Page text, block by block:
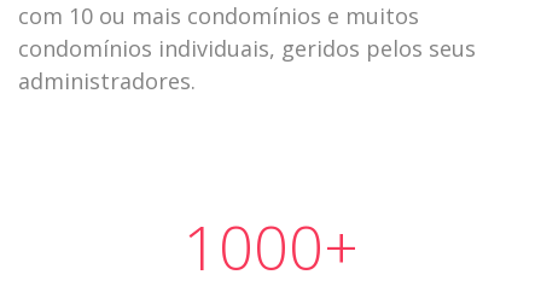
com 10 ou mais condomínios e muitos
condomínios individuais, geridos pelos seus
administradores.
1000+